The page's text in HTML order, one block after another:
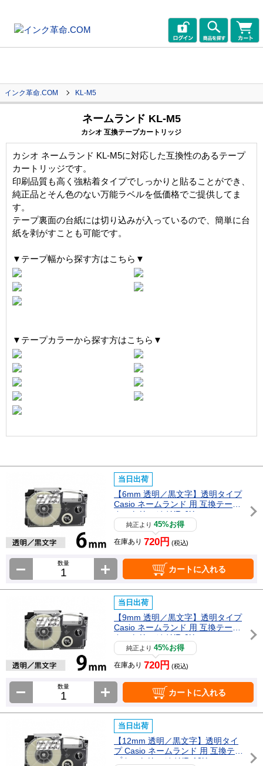
インク革命.COM KL-M5
ネームランド KL-M5
カシオ 互換テープカートリッジ
カシオ ネームランド KL-M5に対応した互換性のあるテープ
カートリッジです。
印刷品質も高く強粘着タイプでしっかりと貼ることができ、
純正品とそん色のない万能ラベルを低価格でご提供してま
す。
テープ裏面の台紙には切り込みが入っているので、簡単に台
紙を剥がすことも可能です。
▼テープ幅から探す方はこちら▼
▼テープカラーから探す方はこちら▼
当日出荷
【6mm 透明／黒文字】透明タイプ
Casio ネームランド 用 互換テープ
カートリッジ / XR-6X
純正より45%お得
在庫あり 720円 (税込)
数量
カートに入れる
当日出荷
【9mm 透明／黒文字】透明タイプ
Casio ネームランド 用 互換テープ
カートリッジ / XR-9X
純正より45%お得
在庫あり 720円 (税込)
数量
カートに入れる
当日出荷
【12mm 透明／黒文字】透明タイ
プ Casio ネームランド 用 互換テー
プカートリッジ / XR-12X